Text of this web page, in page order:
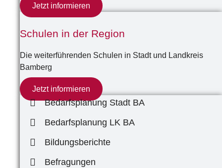
Jetzt informieren
Schulen in der Region
Die weiterführenden Schulen in Stadt und Landkreis
Bamberg
Jetzt informieren
Bedarfsplanung Stadt BA
Bedarfsplanung LK BA
Bildungsberichte
Befragungen